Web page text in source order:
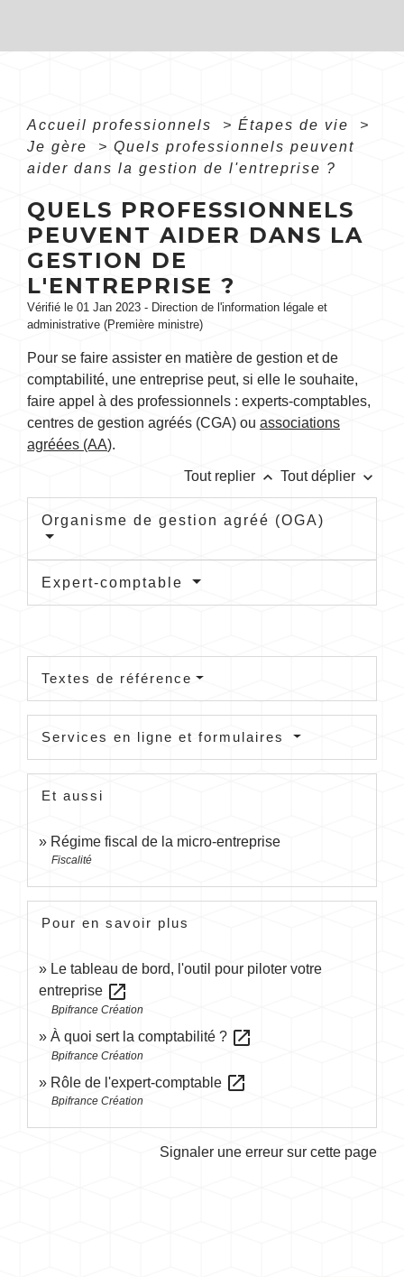
Accueil professionnels > Étapes de vie
>
Je gère
> Quels professionnels peuvent
aider dans la gestion de l'entreprise ?
QUELS PROFESSIONNELS
PEUVENT AIDER DANS LA
GESTION DE
L'ENTREPRISE ?
Vérifié le 01 Jan 2023 - Direction de l'information légale et
administrative (Première ministre)
Pour se faire assister en matière de gestion et de
comptabilité, une entreprise peut, si elle le souhaite,
faire appel à des professionnels : experts-comptables,
centres de gestion agréés (CGA) ou associations
agréées (AA).
Tout replier keyboard_arrow_up Tout déplier keyboard_arrow_down
Organisme de gestion agréé (OGA)
Expert-comptable
Textes de référence
Services en ligne et formulaires
Et aussi
Régime fiscal de la micro-entreprise
Fiscalité
Pour en savoir plus
Le tableau de bord, l'outil pour piloter votre
entreprise open_in_new
Bpifrance Création
À quoi sert la comptabilité ? open_in_new
Bpifrance Création
Rôle de l'expert-comptable open_in_new
Bpifrance Création
Signaler une erreur sur cette page